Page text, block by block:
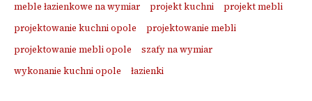
meble łazienkowe na wymiar
projekt kuchni
projekt mebli
projektowanie kuchni opole
projektowanie mebli
projektowanie mebli opole
szafy na wymiar
wykonanie kuchni opole
łazienki